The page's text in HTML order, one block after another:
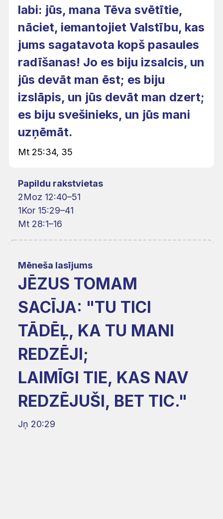
labi: jūs, mana Tēva svētītie,
nāciet, iemantojiet Valstību, kas
jums sagatavota kopš pasaules
radīšanas! Jo es biju izsalcis, un
jūs devāt man ēst; es biju
izslāpis, un jūs devāt man dzert;
es biju svešinieks, un jūs mani
uzņēmāt.
Mt 25:34, 35
Papildu rakstvietas
2Moz 12:40–51
1Kor 15:29–41
Mt 28:1–16
Mēneša lasījums
JĒZUS TOMAM
SACĪJA: "TU TICI
TĀDĒĻ, KA TU MANI
REDZĒJI;
LAIMĪGI TIE, KAS NAV
REDZĒJUŠI, BET TIC."
Jņ 20:29